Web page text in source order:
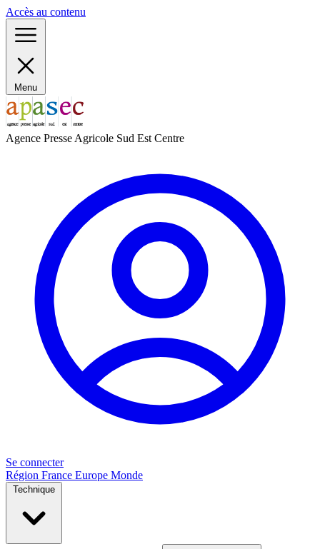
Accès au contenu
Menu
Agence Presse Agricole Sud Est Centre
Se connecter
Région France Europe Monde
Technique
Panneau de gestion des cookies